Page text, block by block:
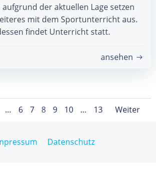
aufgrund der aktuellen Lage setzen
mit dem Sportunterricht aus.
findet Unterricht statt.
ansehen
… Page
6 Page
7 Page
8 Page
9 Page
10 … Page
13 Weiter
Datenschutz